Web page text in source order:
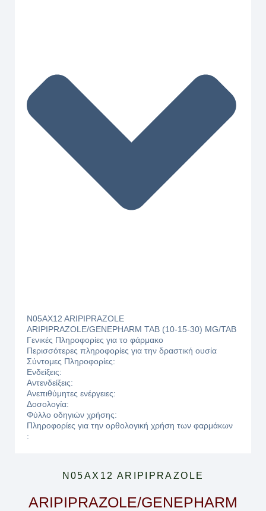
N05AX12 ARIPIPRAZOLE
ARIPIPRAZOLE/GENEPHARM TAB (10-15-30) MG/TAB
Γενικές Πληροφορίες για το φάρμακο
Περισσότερες πληροφορίες για την δραστική ουσία
Σύντομες Πληροφορίες:
Ενδείξεις:
Αντενδείξεις:
Ανεπιθύμητες ενέργειες:
Δοσολογία:
Φύλλο οδηγιών χρήσης:
Πληροφορίες για την ορθολογική χρήση των φαρμάκων
:
N05AX12 ARIPIPRAZOLE
ARIPIPRAZOLE/GENEPHARM